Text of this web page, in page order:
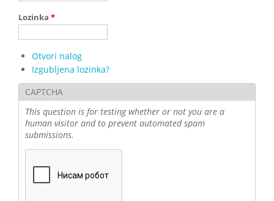
Lozinka *
Otvori nalog
Izgubljena lozinka?
CAPTCHA
This question is for testing whether or not you are a
human visitor and to prevent automated spam
submissions.